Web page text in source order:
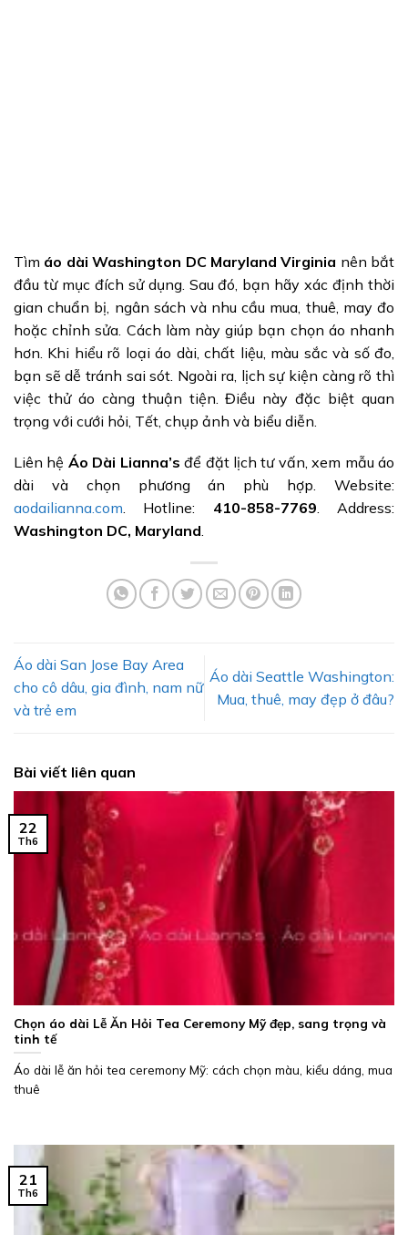
Tìm áo dài Washington DC Maryland Virginia nên bắt
đầu từ mục đích sử dụng. Sau đó, bạn hãy xác định thời
gian chuẩn bị, ngân sách và nhu cầu mua, thuê, may đo
hoặc chỉnh sửa. Cách làm này giúp bạn chọn áo nhanh
hơn. Khi hiểu rõ loại áo dài, chất liệu, màu sắc và số đo,
bạn sẽ dễ tránh sai sót. Ngoài ra, lịch sự kiện càng rõ thì
việc thử áo càng thuận tiện. Điều này đặc biệt quan
trọng với cưới hỏi, Tết, chụp ảnh và biểu diễn.
Liên hệ Áo Dài Lianna’s để đặt lịch tư vấn, xem mẫu áo
dài và chọn phương án phù hợp. Website:
aodailianna.com. Hotline: 410-858-7769. Address:
Washington DC, Maryland.
Áo dài San Jose Bay Area
cho cô dâu, gia đình, nam nữ
và trẻ em
Áo dài Seattle Washington:
Mua, thuê, may đẹp ở đâu?
Bài viết liên quan
Chọn áo dài Lễ Ăn Hỏi Tea Ceremony Mỹ đẹp, sang trọng và
tinh tế
Áo dài lễ ăn hỏi tea ceremony Mỹ: cách chọn màu, kiểu dáng, mua
thuê
22
Th6
21
Th6